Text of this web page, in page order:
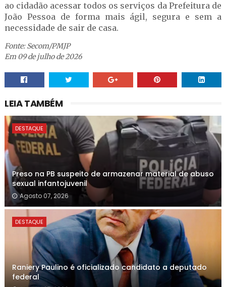
ao cidadão acessar todos os serviços da Prefeitura de
João Pessoa de forma mais ágil, segura e sem a
necessidade de sair de casa.
Fonte: Secom/PMJP
Em 09 de julho de 2026
LEIA TAMBÉM
DESTAQUE
Preso na PB suspeito de armazenar material de abuso
sexual infantojuvenil
Agosto 07, 2026
DESTAQUE
Raniery Paulino é oficializado candidato a deputado
federal